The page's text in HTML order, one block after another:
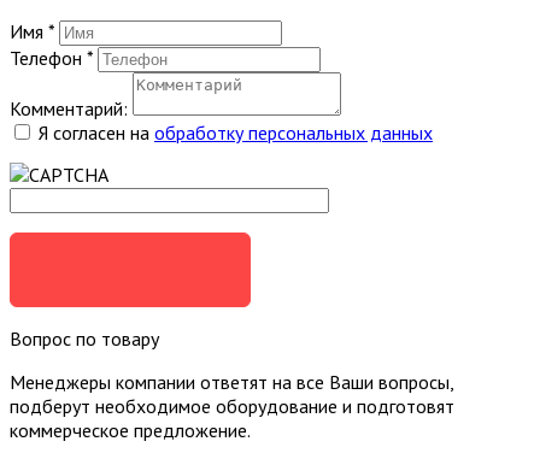
Имя *
Телефон *
Комментарий:
Я согласен на обработку персональных данных
Вопрос по товару
Менеджеры компании ответят на все Ваши вопросы,
подберут необходимое оборудование и подготовят
коммерческое предложение.